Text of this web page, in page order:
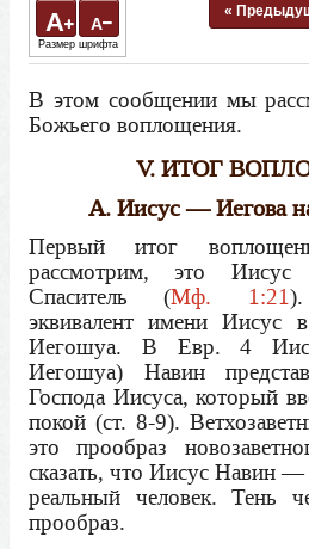
Электронные книги
ССУО
Поиск
A A
Размер шрифта
«
В этом сообщении мы
Божьего воплощения.
V. ИТОГ
А. Иисус — Иегова
Первый итог
рассмотрим, это
Спаситель (Мф. 1:21
эквивалент имени
Иегошуа. В Евр. 4
Иегошуа) Навин
Господа Иисуса, который
покой (ст. 8-9).
это прообраз
сказать, что Иисус Навин
реальный человек. Тень
прообраз.